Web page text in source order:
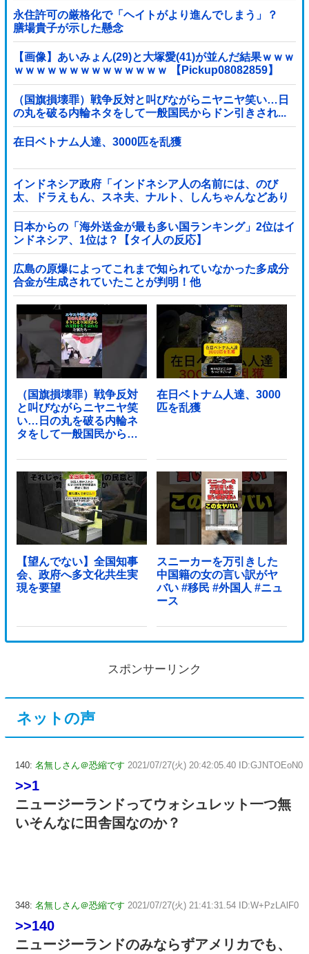
永住許可の厳格化で「ヘイトがより進んでしまう」？
膳場貴子が示した懸念
【画像】あいみょん(29)と大塚愛(41)が並んだ結果ｗｗｗ
ｗｗｗｗｗｗｗｗｗｗｗｗｗｗ 【Pickup08082859】
（国旗損壊罪）戦争反対と叫びながらニヤニヤ笑い…日
の丸を破る内輪ネタをして一般国民からドン引きされ...
在日ベトナム人達、3000匹を乱獲
インドネシア政府「インドネシア人の名前には、のび
太、ドラえもん、スネ夫、ナルト、しんちゃんなどあり
ます」
日本からの「海外送金が最も多い国ランキング」2位はイ
ンドネシア、1位は？【タイ人の反応】
広島の原爆によってこれまで知られていなかった多成分
合金が生成されていたことが判明！他
（国旗損壊罪）戦争反対
と叫びながらニヤニヤ笑
い…日の丸を破る内輪ネ
タをして一般国民からド
在日ベトナム人達、3000
匹を乱獲
【望んでない】全国知事
会、政府へ多文化共生実
現を要望
スニーカーを万引きした
中国籍の女の言い訳がヤ
バい #移民 #外国人 #ニュ
ース
スポンサーリンク
ネットの声
140: 名無しさん＠恐縮です 2021/07/27(火) 20:42:05.40 ID:GJNTOEoN0
>>1
ニュージーランドってウォシュレット一つ無
いそんなに田舎国なのか？
348: 名無しさん＠恐縮です 2021/07/27(火) 21:41:31.54 ID:W+PzLAlF0
>>140
ニュージーランドのみならずアメリカでも、